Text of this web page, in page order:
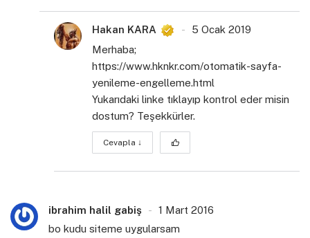
Hakan KARA
5 Ocak 2019
Merhaba;
https://www.hknkr.com/otomatik-sayfa-
yenileme-engelleme.html
Yukarıdaki linke tıklayıp kontrol eder misin
dostum? Teşekkürler.
Cevapla ↓
ibrahim halil gabiş
1 Mart 2016
bo kudu siteme uygularsam